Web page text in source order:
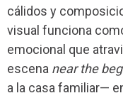
cálidos y
visual funciona
emocional que
escena near the
a la casa familiar—